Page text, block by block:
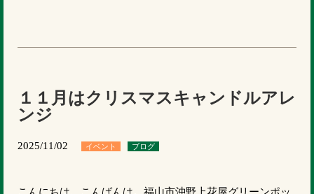
１１月はクリスマスキャンドルアレ
ンジ
2025/11/02 イベント ブログ